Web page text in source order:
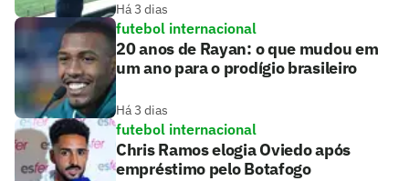
Há 3 dias
futebol internacional
20 anos de Rayan: o que mudou em
um ano para o prodígio brasileiro
Há 3 dias
futebol internacional
Chris Ramos elogia Oviedo após
empréstimo pelo Botafogo